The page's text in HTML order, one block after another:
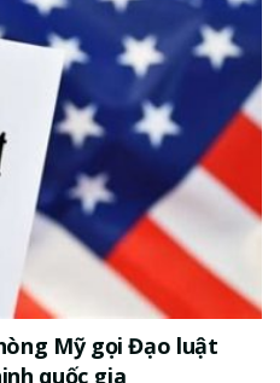
Mỹ gọi Đạo luật
quốc gia